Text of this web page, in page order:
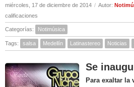
miércoles, 17 de diciembre de 2014 / Autor:
calificaciones
Categorías: Notimúsica
Tags: salsa Medellín Latinastereo Noticias
Se
Para exaltar la